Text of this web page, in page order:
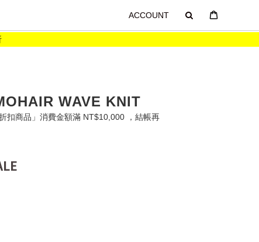
ACCOUNT
WAVE KNIT
扣商品」消費金額滿 NT$10,000 ，結帳再